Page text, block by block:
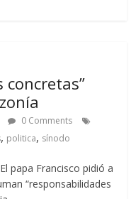
concretas”
0 Comments
, politica, sínodo
papa Francisco pidió a
“responsabilidades